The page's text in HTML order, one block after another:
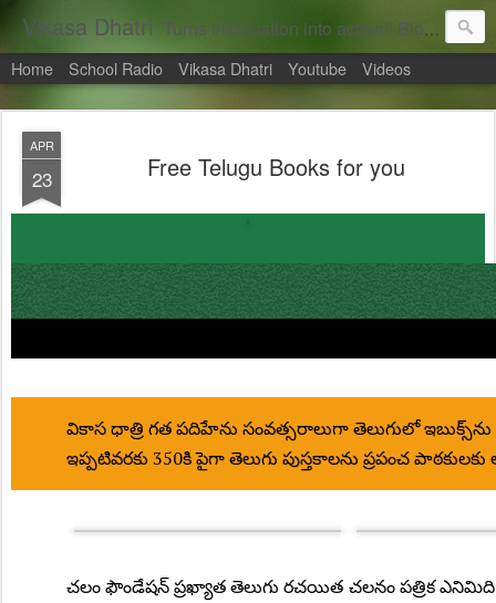
Vikasa Dhatri Turns information into action!! Blogs on Sustainability
Home School Radio Vikasa Dhatri Youtube Videos
APR
23 Free Telugu Books for you
వికాస ధాత్రి గ‌త ప‌దిహేను సంవ‌త్స‌రాలుగా తెలుగులో
ఇప్ప‌టివ‌ర‌కు 350కి పైగా తెలుగు పుస్త‌కాల‌ను ప్ర‌పంచ
చ‌లం ఫౌండేష‌న్ ప్ర‌ఖ్యాత తెలుగు ర‌చ‌యిత చ‌ల‌నం ప‌త్రిక ఎనిమిది